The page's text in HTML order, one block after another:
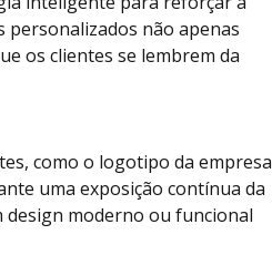
personalizados não apenas
os clientes se lembrem da
como o logotipo da empresa
uma exposição contínua da
design moderno ou funcional